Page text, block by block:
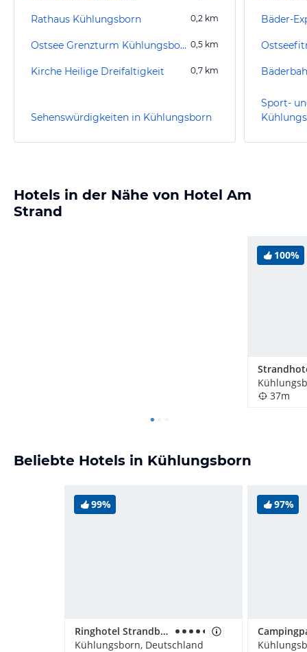
Rathaus Kühlungsborn 0,2 km
Ostsee Grenzturm Kühlungsborn 0,5 km
Kirche Heilige Dreifaltigkeit 0,7 km
Sehenswürdigkeiten in Kühlungsborn
Bäder-
Sport-
Hotels in der Nähe von Hotel Am
Strand
100%
37m
Beliebte Hotels in Kühlungsborn
99%
Ringhotel Strandblick
Kühlungsborn, Deutschland
97%